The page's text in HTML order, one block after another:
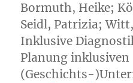
Bormuth, Heike;
Seidl, Patrizia;
Inklusive
Planung inklusiven
(Geschichts-